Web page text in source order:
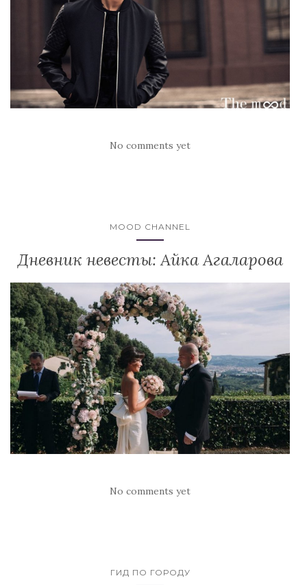
No comments yet
MOOD CHANNEL
Дневник невесты: Айка Агаларова
No comments yet
ГИД ПО ГОРОДУ